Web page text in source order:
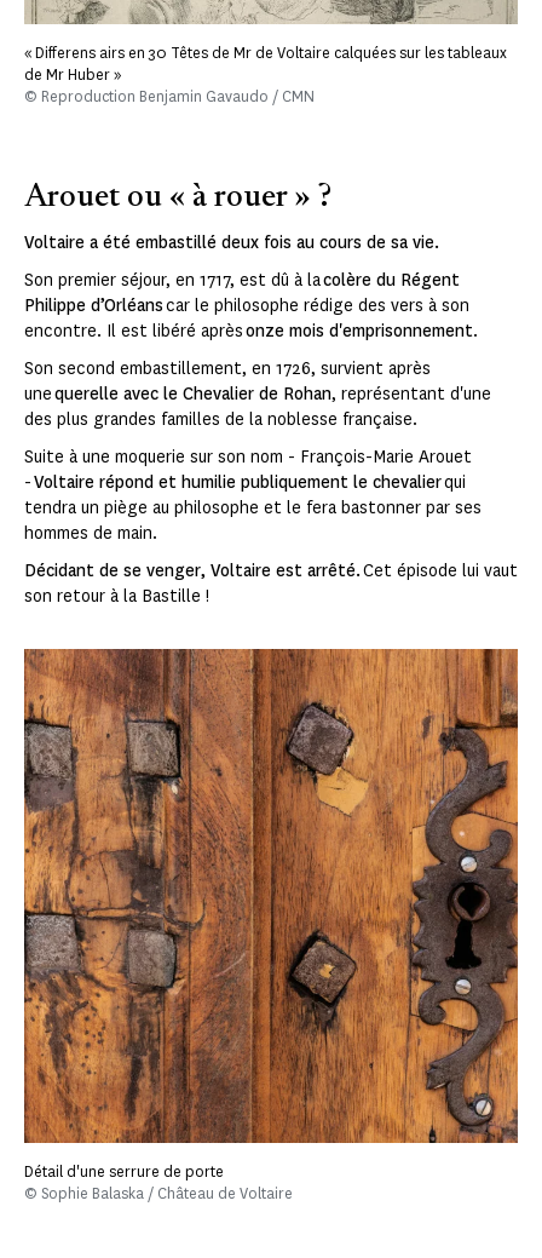
« Differens airs en 30 Têtes de Mr de Voltaire calquées sur les tableaux
de Mr Huber »
© Reproduction Benjamin Gavaudo / CMN
Arouet ou « à rouer » ?
Voltaire a été embastillé deux fois au cours de sa vie.
Son premier séjour, en 1717, est dû à lacolère du Régent
Philippe d’Orléanscar le philosophe rédige des vers à son
encontre. Il est libéré aprèsonze mois d'emprisonnement.
Son second embastillement, en 1726, survient après
unequerelle avec le Chevalier de Rohan, représentant d'une
des plus grandes familles de la noblesse française.
Suite à une moquerie sur son nom - François-Marie Arouet
-Voltaire répond et humilie publiquement le chevalierqui
tendra un piège au philosophe et le fera bastonner par ses
hommes de main.
Décidant de se venger, Voltaire est arrêté.Cet épisode lui vaut
son retour à la Bastille !
Détail d'une serrure de porte
© Sophie Balaska / Château de Voltaire